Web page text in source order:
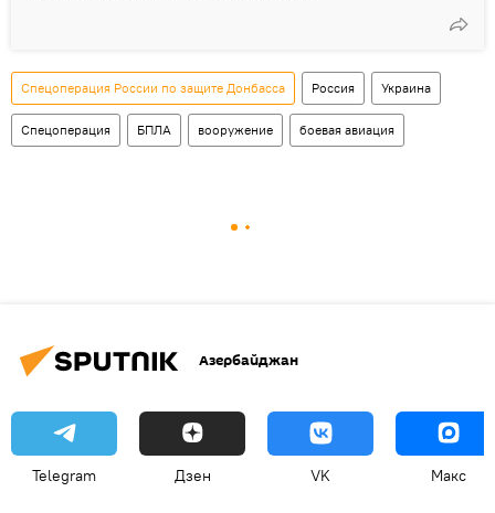
Спецоперация России по защите Донбасса Россия Украина
Спецоперация БПЛА вооружение боевая авиация
Азербайджан
Telegram Дзен VK Макс